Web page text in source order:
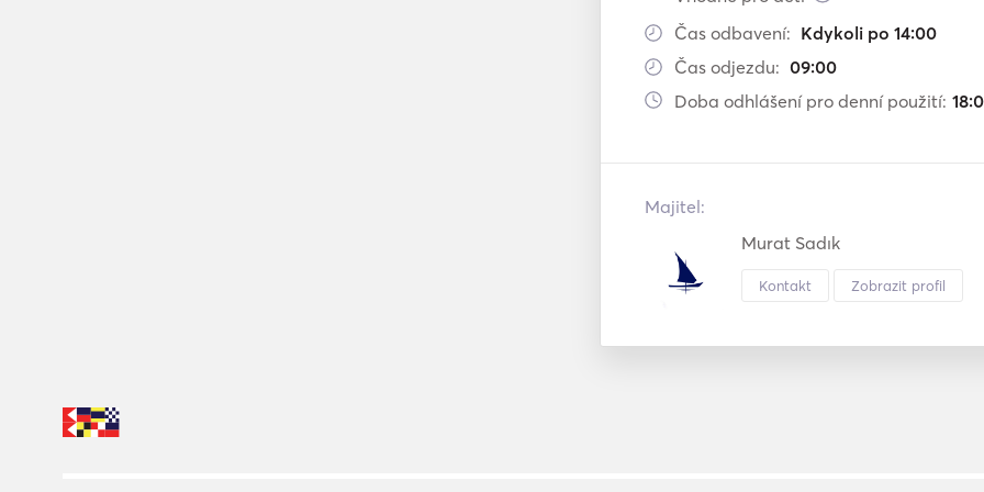
Čas odbavení: Kdykoli po 14:00
Čas odjezdu: 09:00
Doba odhlášení pro denní použití:
Majitel:
Murat Sadık
Kontakt Zobrazit profil